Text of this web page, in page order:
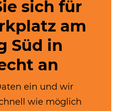
sich für
am
Süd in
an
ein und wir
wie möglich